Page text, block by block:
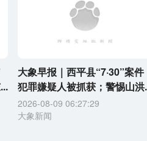
大象早报｜西平县“7·30”案件
犯罪嫌疑人被抓获；警惕山洪
2026-08-09 06:27:29
大象新闻